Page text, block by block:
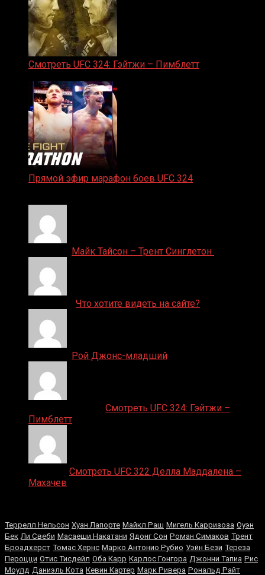
Смотреть UFC 324: Гэйтжи – Пимблетт
Прямой эфир марафон боев UFC 324
Майк Тайсон – Трент Синглетон
Что хотите видеть на сайте?
Рой Джонс-младший
Смотреть UFC 324: Гэйтжи –
Пимблетт
Смотреть UFC 322 Делла Маддалена –
Махачев
Террелл Нельсон Хуан Лапорте Майкл Раш Мигель Карризоза Оуэн
Бек Ли Свеби Масаеши Накатани Ядонг Сон Роман Симаков Трент
Броадхерст Томас Хернс Марко Антонио Рубио Уэйн Бези Тереза
Пероцци Отис Тисдейл Оба Карр Карлос Гонгора Джонни Тапиа Рис
Моулд Даниэль Кота Кевин Картер Марк Ривера Рональд Райт